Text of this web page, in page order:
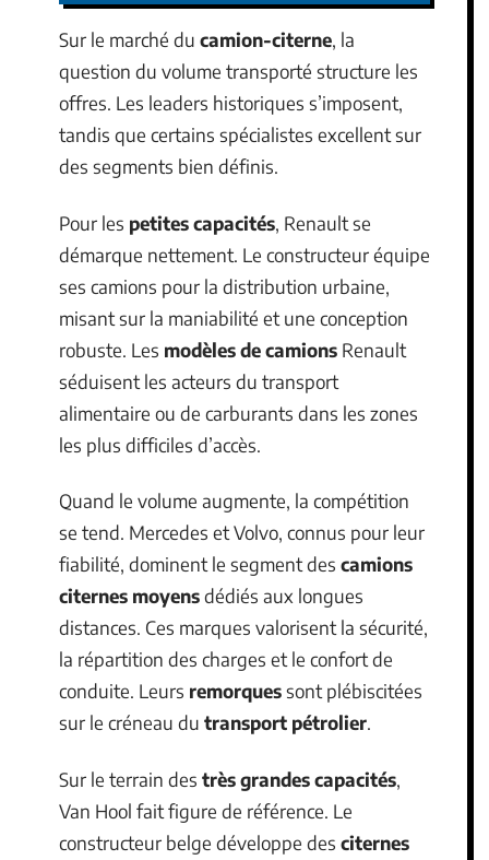
Sur le marché du camion-citerne, la
question du volume transporté structure les
offres. Les leaders historiques s’imposent,
tandis que certains spécialistes excellent sur
des segments bien définis.
Pour les petites capacités, Renault se
démarque nettement. Le constructeur équipe
ses camions pour la distribution urbaine,
misant sur la maniabilité et une conception
robuste. Les modèles de camions Renault
séduisent les acteurs du transport
alimentaire ou de carburants dans les zones
les plus difficiles d’accès.
Quand le volume augmente, la compétition
se tend. Mercedes et Volvo, connus pour leur
fiabilité, dominent le segment des camions
citernes moyensdédiés aux longues
distances. Ces marques valorisent la sécurité,
la répartition des charges et le confort de
conduite. Leurs remorquessont plébiscitées
sur le créneau du transport pétrolier.
Sur le terrain des très grandes capacités,
Van Hool fait figure de référence. Le
constructeur belge développe des citernes